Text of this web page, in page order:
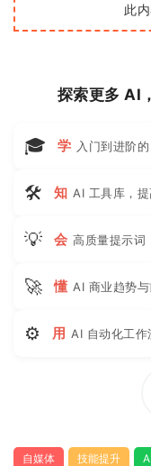
此
探索更多 AI
🎓 学 入门到进阶
🛠 知 AI 工具库，
💡 会 高质量提示词
🚀 懂 AI 商业趋势
⚙ 用 AI 自动化工作
自媒体 技能提升